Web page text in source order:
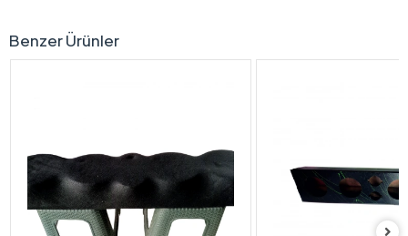
Benzer Ürünler